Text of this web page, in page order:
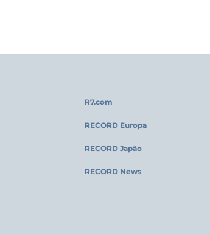
R7.com
RECORD Europa
RECORD Japão
RECORD News